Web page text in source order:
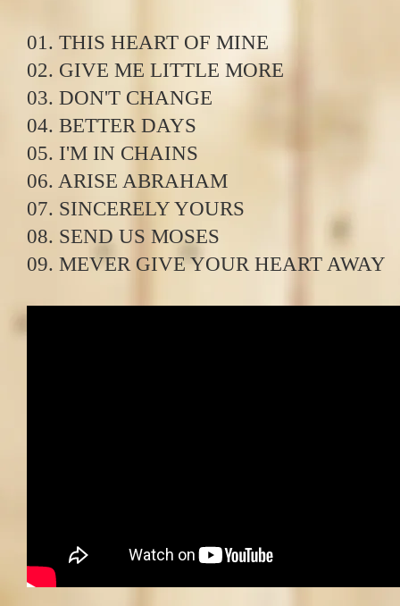
01. THIS HEART OF MINE
02. GIVE ME LITTLE MORE
03. DON'T CHANGE
04. BETTER DAYS
05. I'M IN CHAINS
06. ARISE ABRAHAM
07. SINCERELY YOURS
08. SEND US MOSES
09. MEVER GIVE YOUR HEART AWAY